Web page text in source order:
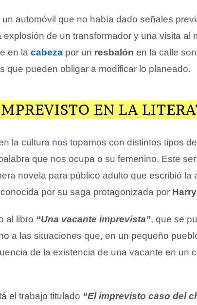
un automóvil que no había dado señales
explosión de un transformador y una visita al
en la cabeza por un resbalón en la calle
que pueden obligar a modificar lo planeado.
EN LA
la cultura nos topamos con distintos tipos
que nos ocupa o su femenino. Este
novela para público adulto que escribió la
por su saga protagonizada por
al libro “Una vacante imprevista”, que se
a las situaciones que, en un pequeño
de la existencia de una vacante en un
el trabajo titulado “El imprevisto caso del